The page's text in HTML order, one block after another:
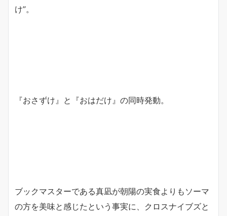
け”。
『おさずけ』と『おはだけ』の同時発動。
ブックマスターである真凪が朝陽の実食よりもソーマ
の方を美味と感じたという事実に、クロスナイブズと